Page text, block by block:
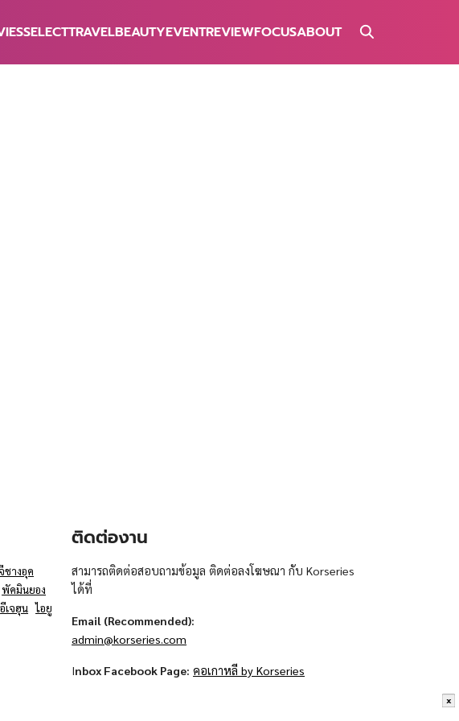
x
SELECTTRAVELBEAUTYEVENTREVIEWFOCUSABOUT
ชางอุค
พัคมินยอง
อีเจฮุน ไอยู
ติดต่องาน
สามารถติดต่อสอบถามข้อมูล ติดต่อลงโฆษณา กับ Korseries
ได้ที่
Email (Recommended):
admin@korseries.com
Inbox Facebook Page: คอเกาหลี by Korseries